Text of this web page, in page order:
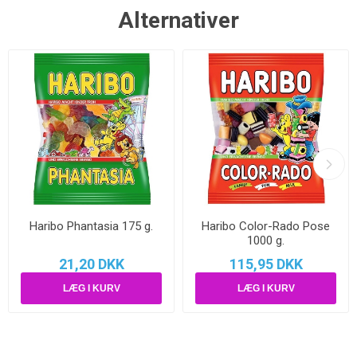
Alternativer
Haribo Phantasia 175 g.
21,20 DKK
Haribo Color-Rado Pose
1000 g.
115,95 DKK